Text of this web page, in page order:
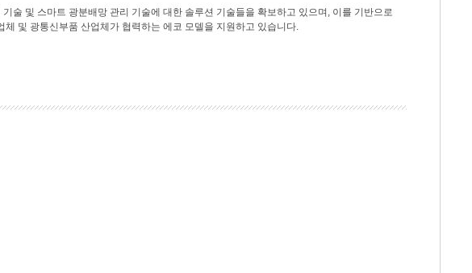
술 및 스마트 광분배망 관리 기술에 대한 솔루션 기술들을 확보하고 있으며, 이를 기반으로
및 광통신부품 산업체가 협력하는 에코 모델을 지원하고 있습니다.